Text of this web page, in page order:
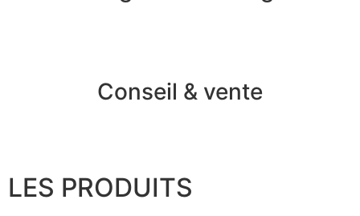
Conseil & vente
LES PRODUITS